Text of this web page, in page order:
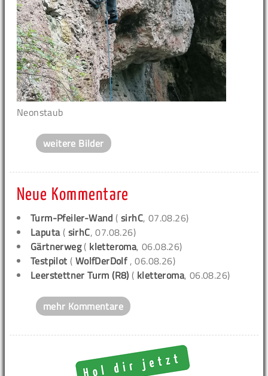
Neonstaub
weitere Bilder
Neue Kommentare
Turm-Pfeiler-Wand (sirhC, 07.08.26)
Laputa( sirhC, 07.08.26)
Gärtnerweg( kletteroma, 06.08.26)
Testpilot ( WolfDerDolf , 06.08.26)
Leerstettner Turm (R8) ( kletteroma, 06.08.26)
mehr Kommentare